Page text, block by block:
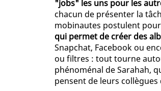
"jobs" les uns pour les
chacun de présenter la
mobinautes postulent
qui permet de créer des
Snapchat, Facebook ou
ou filtres : tout tourne
phénoménal de Sarahah,
pensent de leurs